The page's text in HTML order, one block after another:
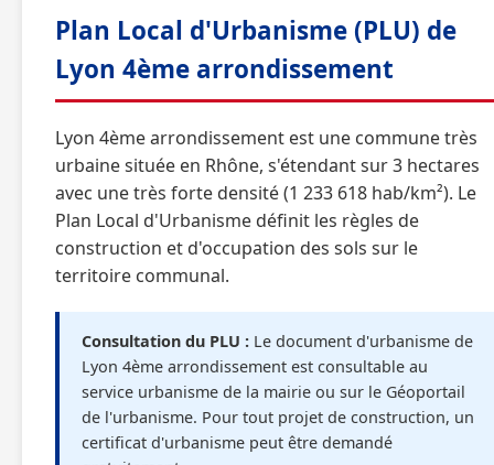
Plan Local d'Urbanisme (PLU) de
Lyon 4ème arrondissement
Lyon 4ème arrondissement est une commune très
urbaine située en Rhône, s'étendant sur 3 hectares
avec une très forte densité (1 233 618 hab/km²). Le
Plan Local d'Urbanisme définit les règles de
construction et d'occupation des sols sur le
territoire communal.
Consultation du PLU : Le document d'urbanisme de
Lyon 4ème arrondissement est consultable au
service urbanisme de la mairie ou sur le Géoportail
de l'urbanisme. Pour tout projet de construction, un
certificat d'urbanisme peut être demandé